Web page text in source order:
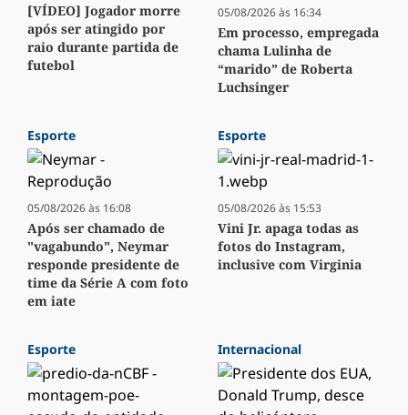
[VÍDEO] Jogador morre
após ser atingido por
raio durante partida de
futebol
05/08/2026 às 16:34
Em processo, empregada
chama Lulinha de
“marido” de Roberta
Luchsinger
Esporte
05/08/2026 às 16:08
Após ser chamado de
"vagabundo", Neymar
responde presidente de
time da Série A com foto
em iate
Esporte
05/08/2026 às 15:53
Vini Jr. apaga todas as
fotos do Instagram,
inclusive com Virginia
Esporte Internacional